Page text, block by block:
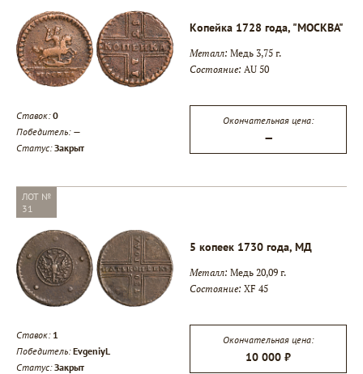
Копейка 1728 года, "МОСКВА"
Металл: Медь 3,75 г.
Состояние: AU 50
Ставок:0
Победитель: —
Статус:Закрыт
Окончательная цена:
—
ЛОТ №
31
5 копеек 1730 года, МД
Металл: Медь 20,09 г.
Состояние: XF 45
Ставок: 1
Победитель: EvgeniyL
Статус:Закрыт
Окончательная цена:
10 000 ₽